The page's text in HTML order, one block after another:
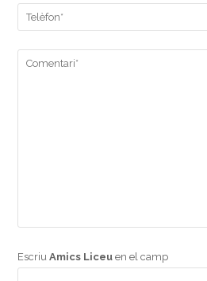
EscriuAmics Liceu en el camp